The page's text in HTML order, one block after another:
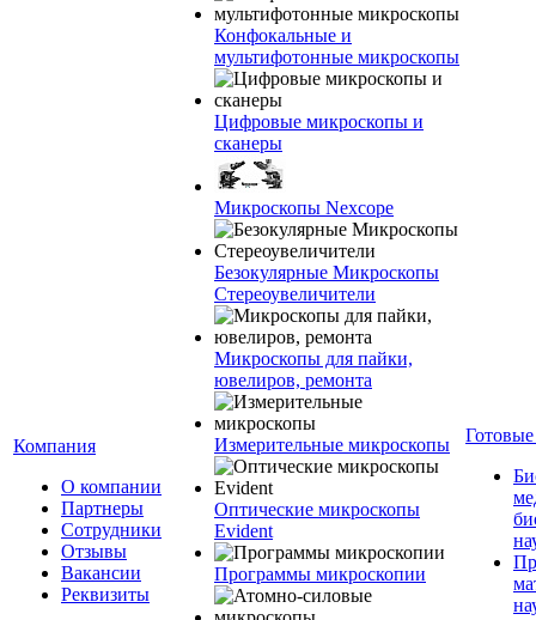
Компания
О компании
Партнеры
Сотрудники
Отзывы
Вакансии
Реквизиты
Конфокальные и
мультифотонные микроскопы
Цифровые микроскопы и
сканеры
Микроскопы Nexcope
Безокулярные Микроскопы
Стереоувеличители
Микроскопы для пайки,
ювелиров, ремонта
Измерительные микроскопы
Оптические микроскопы
Evident
Программы микроскопии